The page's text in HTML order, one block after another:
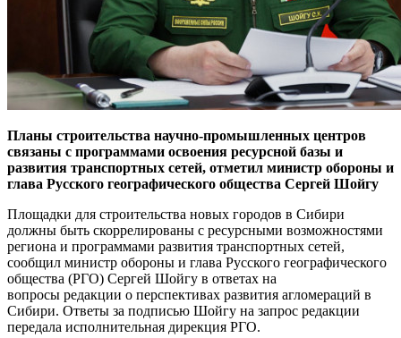
Планы строительства научно-промышленных центров
связаны с программами освоения ресурсной базы и
развития транспортных сетей, отметил министр обороны и
глава Русского географического общества Сергей Шойгу
Площадки для строительства новых городов в Сибири
должны быть скоррелированы с ресурсными возможностями
региона и программами развития транспортных сетей,
сообщил министр обороны и глава Русского географического
общества (РГО) Сергей Шойгу в ответах на
вопросы редакции о перспективах развития агломераций в
Сибири. Ответы за подписью Шойгу на запрос редакции
передала исполнительная дирекция РГО.